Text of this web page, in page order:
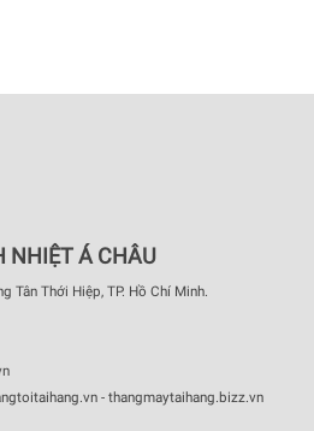
NHIỆT Á CHÂU
Tân Thới Hiệp, TP. Hồ Chí Minh.
- thangmaytaihang.bizz.vn